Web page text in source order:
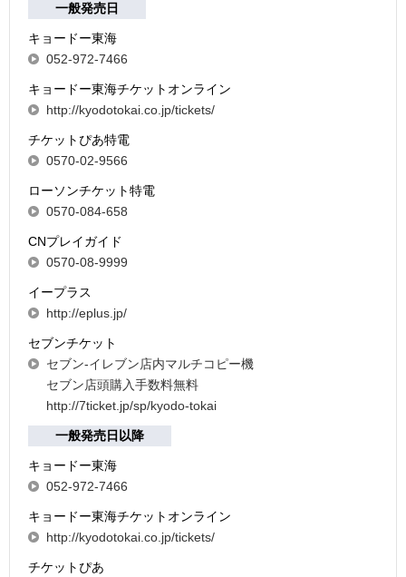
一般発売日
キョードー東海
052-972-7466
キョードー東海チケットオンライン
http://kyodotokai.co.jp/tickets/
チケットぴあ特電
0570-02-9566
ローソンチケット特電
0570-084-658
CNプレイガイド
0570-08-9999
イープラス
http://eplus.jp/
セブンチケット
セブン-イレブン店内マルチコピー機
セブン店頭購入手数料無料
http://7ticket.jp/sp/kyodo-tokai
一般発売日以降
キョードー東海
052-972-7466
キョードー東海チケットオンライン
http://kyodotokai.co.jp/tickets/
チケットぴあ